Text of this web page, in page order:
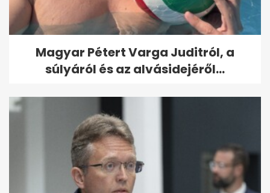
Magyar Pétert Varga Juditról, a
súlyáról és az alvásidejéről...